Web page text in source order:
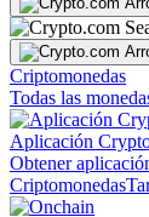
Criptomonedas
Todas las
Aplicación
Obtener
Criptomonedas